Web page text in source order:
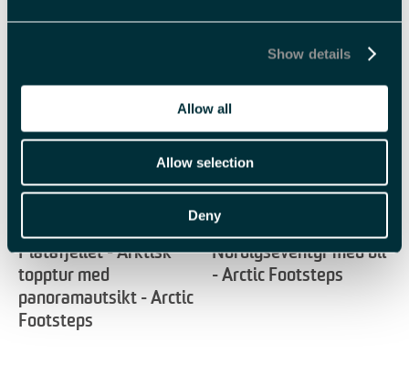
Show details
Allow all
Allow selection
Deny
Platåfjellet - Arktisk
topptur med
panoramautsikt - Arctic
Footsteps
Nordlyseventyr med bil
- Arctic Footsteps